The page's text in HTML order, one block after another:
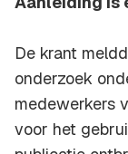
De krant
onderzoek
medewerkers
voor het